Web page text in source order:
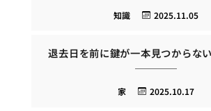
2025.11.05
知識
退去日を前に鍵が一本見つからな
2025.10.17
家